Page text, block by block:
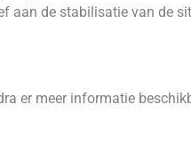
aan de stabilisatie van de
er meer informatie